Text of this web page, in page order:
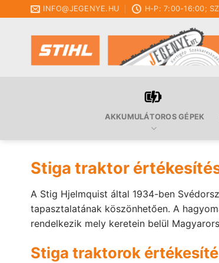
to
content
INFO@JEGENYE.HU H-P: 7:00-16:00;
AKKUMULÁTOROS GÉPEK
Stiga traktor
A Stig Hjelmquist által 1934-ben
tapasztalatának köszönhetően. A
rendelkezik mely keretein belül
Stiga traktorok